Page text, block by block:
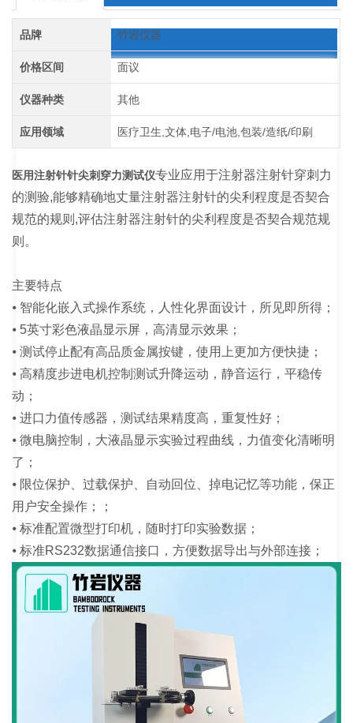
品牌 竹岩仪器
价格区间 面议
仪器种类 其他
应用领域 医疗卫生,文体,电子/电池,包装/造纸/印刷
医用注射针针尖刺穿力测试仪专业应用于注射器注射针穿刺力
的测验,能够精确地丈量注射器注射针的尖利程度是否契合
规范的规则,评估注射器注射针的尖利程度是否契合规范规
则。
主要特点
⦁ 智能化嵌入式操作系统，人性化界面设计，所见即所得；
⦁ 5英寸彩色液晶显示屏，高清显示效果；
⦁ 测试停止配有高品质金属按键，使用上更加方便快捷；
⦁ 高精度步进电机控制测试升降运动，静音运行，平稳传
动；
⦁ 进口力值传感器，测试结果精度高，重复性好；
⦁ 微电脑控制，大液晶显示实验过程曲线，力值变化清晰明
了；
⦁ 限位保护、过载保护、自动回位、掉电记忆等功能，保正
用户安全操作；；
⦁ 标准配置微型打印机，随时打印实验数据；
⦁ 标准RS232数据通信接口，方便数据导出与外部连接；